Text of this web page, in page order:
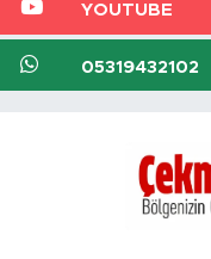
YOUTUBE
05319432102